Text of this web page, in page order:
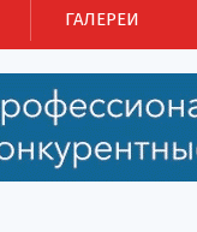
ГАЛЕРЕИ